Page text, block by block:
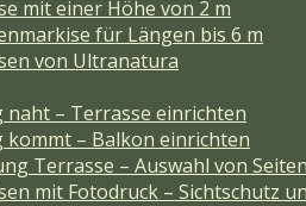
mit einer Höhe von 2 m
für Längen bis 6 m
von Ultranatura
naht – Terrasse einrichten
kommt – Balkon einrichten
Terrasse – Auswahl von
mit Fotodruck – Sichtschutz